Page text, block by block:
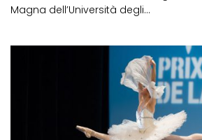
Magna dell’Università degli…